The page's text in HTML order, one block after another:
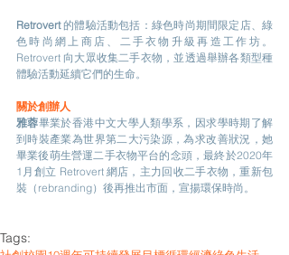
Retrovert 的體驗活動包括：綠色時尚期間限定店、綠
色時尚網上商店、二手衣物升級再造工作坊。
Retrovert 向大眾收集二手衣物，並透過舉辦各類型種
體驗活動延續它們的生命。
關於創辦人
雅蓉畢業於香港中文大學人類學系，因求學時期了解
到時裝產業為世界第二大污染源，為求改善狀況，她
畢業後萌生營運二手衣物平台的念頭，最終於2020年
1月創立 Retrovert 網店，主力回收二手衣物，重新包
裝（rebranding）後再推出市面，宣揚環保時尚。
Tags: